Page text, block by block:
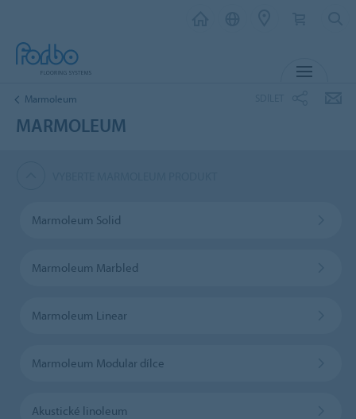
Marmoleum
MARMOLEUM
Marmoleum Solid
Marmoleum Marbled
Marmoleum Linear
Marmoleum Modular dílce
Akustické linoleum